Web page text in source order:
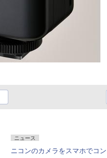
ニュース
ニコンのカメラをスマホでコ